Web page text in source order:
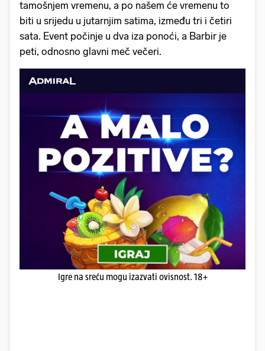
tamošnjem vremenu, a po našem će vremenu to
biti u srijedu u jutarnjim satima, između tri i četiri
sata. Event počinje u dva iza ponoći, a Barbir je
peti, odnosno glavni meč večeri.
Igre na sreću mogu izazvati ovisnost. 18+